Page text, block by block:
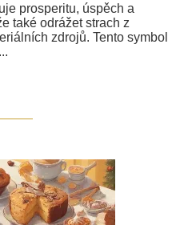
prosperitu, úspěch a
také odrážet strach z
zdrojů. Tento symbol